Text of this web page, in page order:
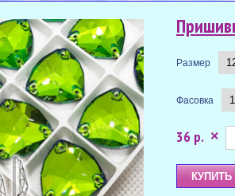
Размер
Фасовка
36 р. ×